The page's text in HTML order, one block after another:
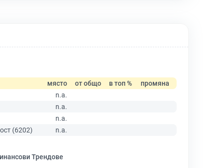
място от общо в топ %
промяна
n.a.
n.a.
n.a.
(6202)
n.a.
Трендове